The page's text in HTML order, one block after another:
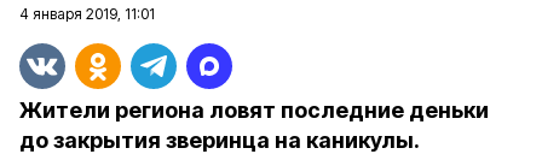
4 января 2019, 11:01
Жители региона ловят последние деньки
до закрытия зверинца на каникулы.